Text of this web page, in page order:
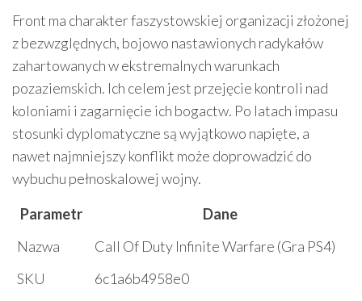
Front ma charakter faszystowskiej organizacji złożonej
z bezwzględnych, bojowo nastawionych radykałów
zahartowanych w ekstremalnych warunkach
pozaziemskich. Ich celem jest przejęcie kontroli nad
koloniami i zagarnięcie ich bogactw. Po latach impasu
stosunki dyplomatyczne są wyjątkowo napięte, a
nawet najmniejszy konflikt może doprowadzić do
wybuchu pełnoskalowej wojny.
Parametr
Dane
Nazwa
Call Of Duty Infinite Warfare (Gra PS4)
SKU
6c1a6b4958e0